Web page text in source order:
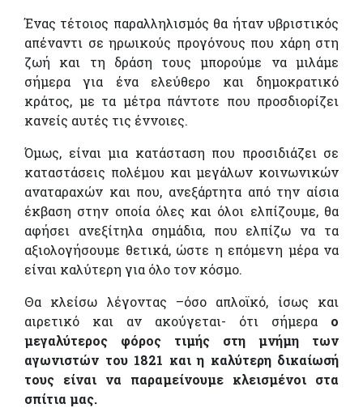
Ένας τέτοιος παραλληλισμός θα ήταν υβριστικός
απέναντι σε ηρωικούς προγόνους που χάρη στη
ζωή και τη δράση τους μπορούμε να μιλάμε
σήμερα για ένα ελεύθερο και δημοκρατικό
κράτος, με τα μέτρα πάντοτε που προσδιορίζει
κανείς αυτές τις έννοιες.
Όμως, είναι μια κατάσταση που προσιδιάζει σε
καταστάσεις πολέμου και μεγάλων κοινωνικών
αναταραχών και που, ανεξάρτητα από την αίσια
έκβαση στην οποία όλες και όλοι ελπίζουμε, θα
αφήσει ανεξίτηλα σημάδια, που ελπίζω να τα
αξιολογήσουμε θετικά, ώστε η επόμενη μέρα να
είναι καλύτερη για όλο τον κόσμο.
Θα κλείσω λέγοντας –όσο απλοϊκό, ίσως και
αιρετικό και αν ακούγεται- ότι σήμερα ο
μεγαλύτερος φόρος τιμής στη μνήμη των
αγωνιστών του 1821 και η καλύτερη δικαίωσή
τους είναι να παραμείνουμε κλεισμένοι στα
σπίτια μας.